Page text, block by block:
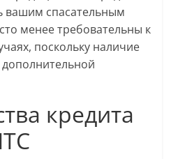
вашим спасательным
менее требовательны к
поскольку наличие
дополнительной
кредита